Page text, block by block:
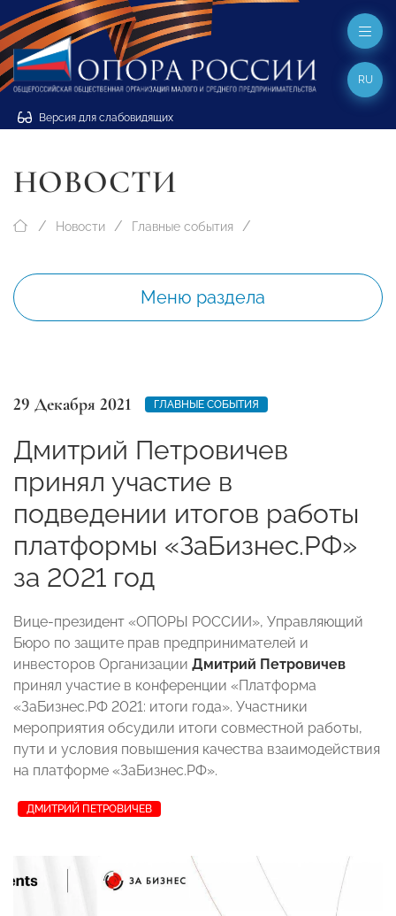
Версия для слабовидящих
RU
НОВОСТИ
Новости Главные события
Меню раздела
29 Декабря 2021 ГЛАВНЫЕ СОБЫТИЯ
Дмитрий Петровичев
принял участие в
подведении итогов работы
платформы «ЗаБизнес.РФ»
за 2021 год
Вице-президент «ОПОРЫ РОССИИ», Управляющий
Бюро по защите прав предпринимателей и
инвесторов Организации Дмитрий Петровичев
принял участие в конференции «Платформа
«ЗаБизнес.РФ 2021: итоги года». Участники
мероприятия обсудили итоги совместной работы,
пути и условия повышения качества взаимодействия
на платформе «ЗаБизнес.РФ».
ДМИТРИЙ ПЕТРОВИЧЕВ